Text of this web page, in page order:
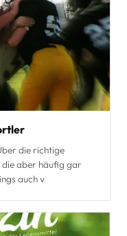
die richtige
die aber häufig gar
auch v